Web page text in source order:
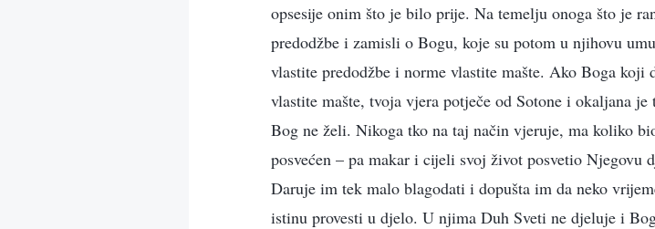
opsesije onim što je bilo prije. Na temelju onoga što je
predodžbe i zamisli o Bogu, koje su potom u njihovu
vlastite predodžbe i norme vlastite mašte. Ako Boga
vlastite mašte, tvoja vjera potječe od Sotone i okaljana
Bog ne želi. Nikoga tko na taj način vjeruje, ma koliko
posvećen – pa makar i cijeli svoj život posvetio Njegovu
Daruje im tek malo blagodati i dopušta im da neko
istinu provesti u djelo. U njima Duh Sveti ne djeluje i